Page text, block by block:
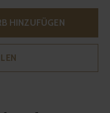
HINZUFÜGEN